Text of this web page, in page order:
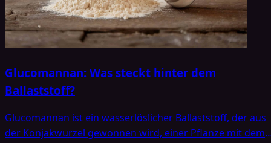
Glucomannan: Was steckt hinter dem
Ballaststoff?
Glucomannan ist ein wasserlöslicher Ballaststoff, der aus
der Konjakwurzel gewonnen wird, einer Pflanze mit dem